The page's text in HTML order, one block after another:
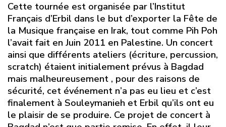
Cette tournée est organisée par l’Institut
Français d’Erbil dans le but d’exporter la Fête de
la Musique française en Irak, tout comme Pih Poh
l’avait fait en Juin 2011 en Palestine. Un concert
ainsi que différents ateliers (écriture, percussion,
scratch) étaient initialement prévus à Bagdad
mais malheureusement , pour des raisons de
sécurité, cet événement n’a pas eu lieu et c’est
finalement à Souleymanieh et Erbil qu’ils ont eu
le plaisir de se produire. Ce projet de concert à